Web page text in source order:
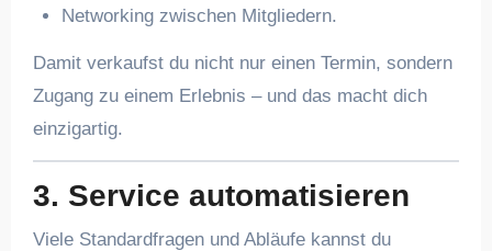
Networking zwischen Mitgliedern.
Damit verkaufst du nicht nur einen Termin, sondern
Zugang zu einem Erlebnis – und das macht dich
einzigartig.
3. Service automatisieren
Viele Standardfragen und Abläufe kannst du